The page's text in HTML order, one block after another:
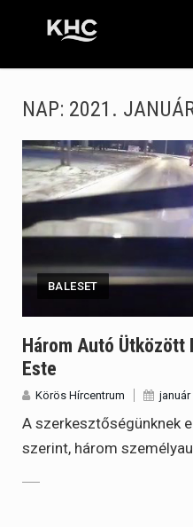
NAP: 2021.
BALESET
Három Autó Ütközött
Este
Körös Hírcentrum január
A szerkesztőségünknek
szerint, három